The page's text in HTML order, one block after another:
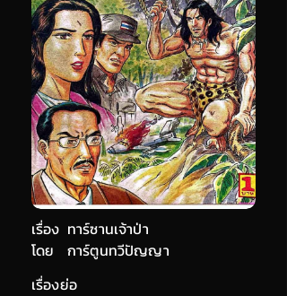
เรื่อง ทาร์ซานเจ้าป่า
การ์ตูนทวีปัญญา
โดย
เรื่องย่อ